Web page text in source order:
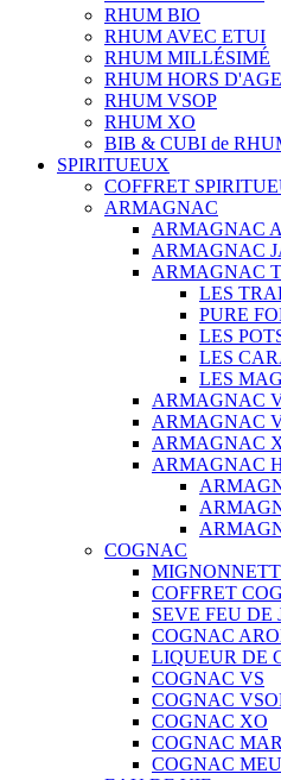
RHUM BIO
RHUM AVEC ETUI
RHUM MILLÉSIMÉ
RHUM HORS
RHUM VSOP
RHUM XO
BIB & CUBI de
SPIRITUEUX
COFFRET
ARMAGNAC
ARMAGNAC
ARMAGNAC
ARMAGNAC
LES
PURE
LES
LES
LES
ARMAGNAC
ARMAGNAC
ARMAGNAC
ARMAGNAC
COGNAC
COFFRET
SEVE FEU DE
COGNAC
LIQUEUR DE
COGNAC VS
COGNAC
COGNAC XO
COGNAC
COGNAC